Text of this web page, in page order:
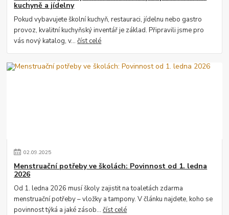
kuchyně a jídelny
Pokud vybavujete školní kuchyň, restauraci, jídelnu nebo gastro
provoz, kvalitní kuchyňský inventář je základ. Připravili jsme pro
vás nový katalog, v...číst celé
02.09.2025
Menstruační potřeby ve školách: Povinnost od 1. ledna
2026
Od 1. ledna 2026 musí školy zajistit na toaletách zdarma
menstruační potřeby – vložky a tampony. V článku najdete, koho se
povinnost týká a jaké zásob...číst celé